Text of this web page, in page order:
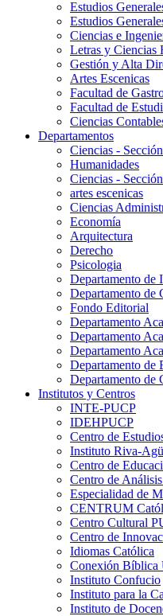
Estudios
Estudios
Ciencias e
Letras y Ciencias
Gestión y Alta
Artes Escenicas
Facultad de
Facultad de
Ciencias
Departamentos
Ciencias -
Humanidades
Ciencias -
artes escenicas
Ciencias
Economía
Arquitectura
Derecho
Psicologia
Departamento de
Departamento de
Fondo Editorial
Departamento
Departamento
Departamento
Departamento de
Departamento de
Institutos y Centros
INTE-PUCP
IDEHPUCP
Centro de
Instituto Riva-
Centro de
Centro de
Especialidad de
CENTRUM
Centro Cultural
Centro de
Idiomas Católica
Conexión Bíblica
Instituto Confucio
Instituto para la
Instituto de